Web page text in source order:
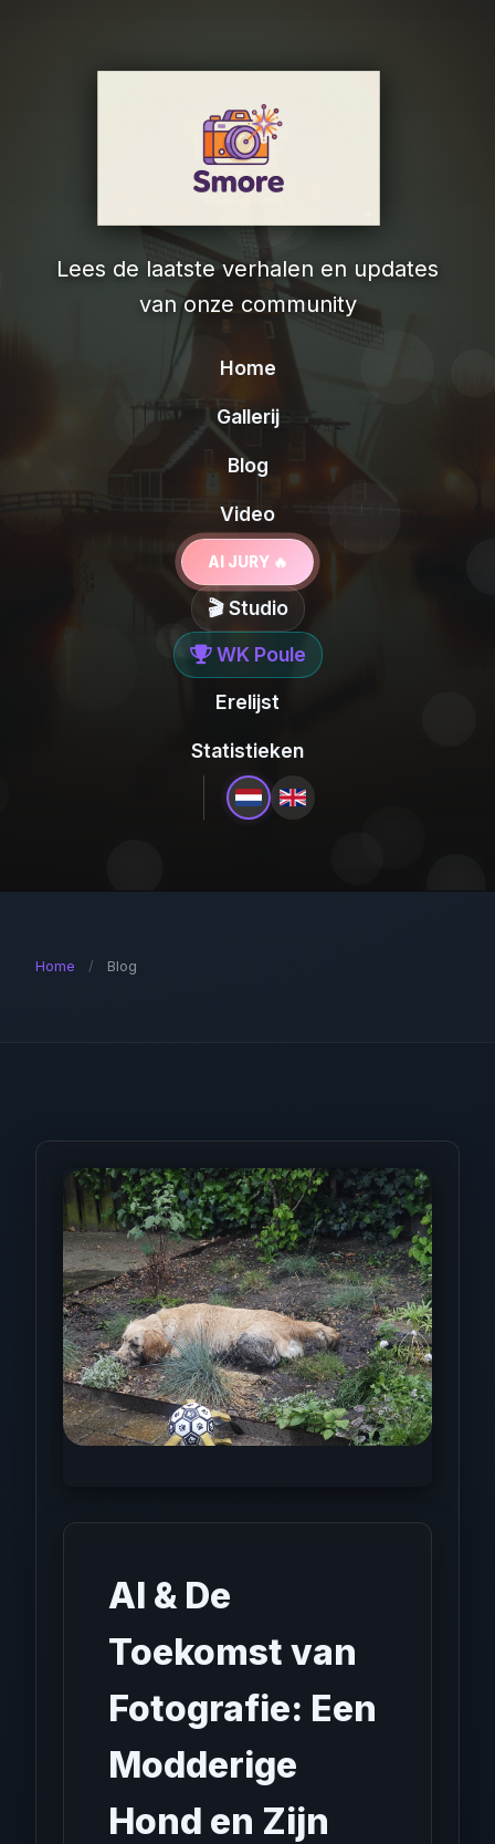
Lees de laatste verhalen en updates
van onze community
Home
Gallerij
Blog
Video
AI JURY 🔥
🎬 Studio
WK Poule
Erelijst
Statistieken
Home / Blog
AI & De
Toekomst van
Fotografie: Een
Modderige
Hond en Zijn